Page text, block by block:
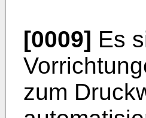
[0009] Es
zum